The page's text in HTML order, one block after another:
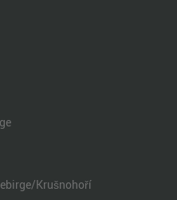
Krušnohoří